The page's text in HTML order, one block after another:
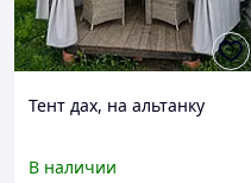
Тент дах, на альтанку
В наличии